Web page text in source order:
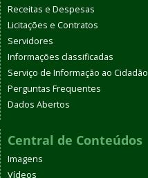
Receitas e Despesas
Licitações e Contratos
Servidores
Informações classificadas
Serviço de Informação ao Cidadão
Perguntas Frequentes
Dados Abertos
Central de Conteúdos
Imagens
Vídeos